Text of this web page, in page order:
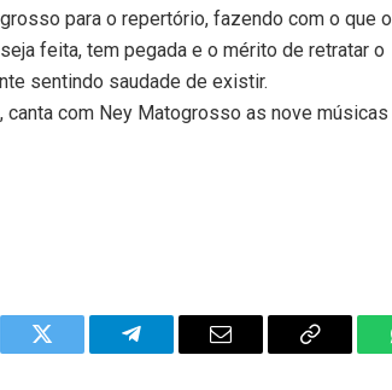
para o repertório, fazendo com o que o
feita, tem pegada e o mérito de retratar o
sentindo saudade de existir.
canta com Ney Matogrosso as nove músicas
Twitter Telegram Email
Copy